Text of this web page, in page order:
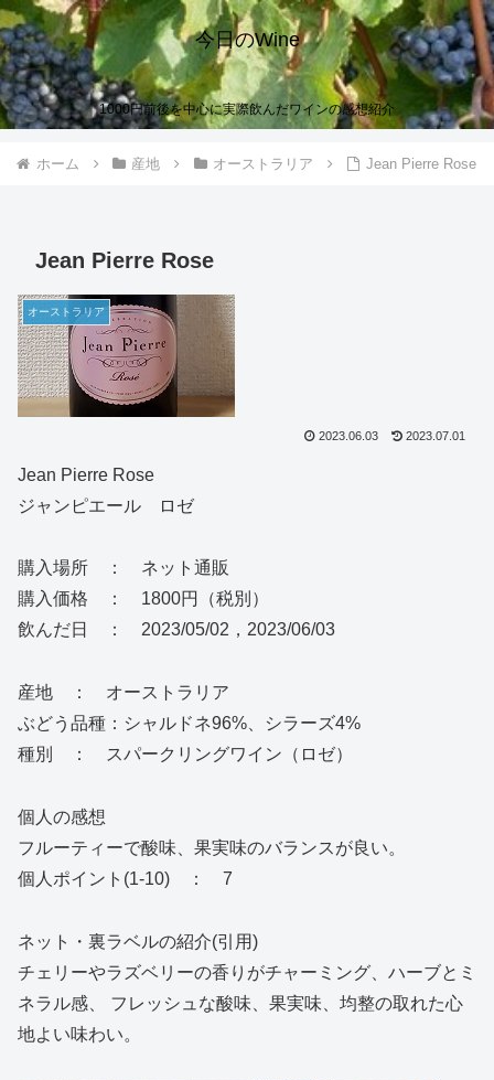
今日のWine
1000円前後を中心に実際飲んだワインの感想紹介
ホーム 産地 オーストラリア Jean Pierre Rose
Jean Pierre Rose
オーストラリア
2023.06.03 2023.07.01
Jean Pierre Rose
ジャンピエール ロゼ
購入場所 ： ネット通販
購入価格 ： 1800円（税別）
飲んだ日 ： 2023/05/02，2023/06/03
産地 ： オーストラリア
ぶどう品種：シャルドネ96%、シラーズ4%
種別 ： スパークリングワイン（ロゼ）
個人の感想
フルーティーで酸味、果実味のバランスが良い。
個人ポイント(1-10) ： 7
ネット・裏ラベルの紹介(引用)
チェリーやラズベリーの香りがチャーミング、ハーブとミ
ネラル感、 フレッシュな酸味、果実味、均整の取れた心
地よい味わい。